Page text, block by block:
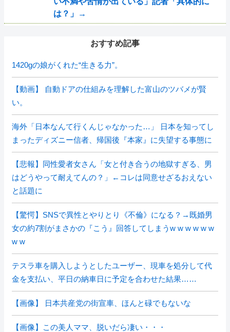
は？」→
おすすめ記事
1420gの娘がくれた“生きる力”。
【動画】 自動ドアの仕組みを理解した富山のツバメが賢
い。
海外「日本なんて行くんじゃなかった…」 日本を知ってし
まったディズニー信者、帰国後『本家』に失望する事態に
【悲報】同性愛者女さん「女と付き合うの地獄すぎる、男
はどうやって耐えてんの？」←コレは同意せざるおえない
と話題に
【驚愕】SNSで異性とやりとり《不倫》になる？→既婚男
女の約7割がまさかの『こう』回答してしまうw w w w w w
w w
テスラ車を購入しようとしたユーザー、現車を処分して代
金を支払い、平日の納車日に予定を合わせた結果……
【画像】 日本共産党の街宣車、ほんと碌でもないな
【画像】この美人ママ、脱いだら凄い・・・